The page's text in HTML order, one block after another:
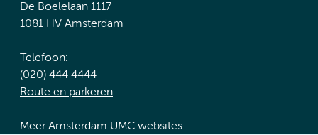
De Boelelaan 1117
1081 HV Amsterdam
Telefoon:
(020) 444 4444
Route en parkeren
Meer Amsterdam UMC websites: